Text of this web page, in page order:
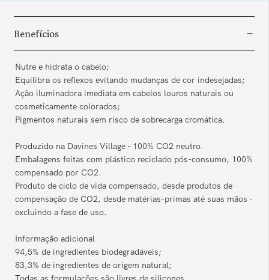
Benefícios
Nutre e hidrata o cabelo;
Equilibra os reflexos evitando mudanças de cor indesejadas;
Ação iluminadora imediata em cabelos louros naturais ou
cosmeticamente colorados;
Pigmentos naturais sem risco de sobrecarga cromática.
Produzido na Davines Village - 100% CO2 neutro.
Embalagens feitas com plástico reciclado pós-consumo, 100%
compensado por CO2.
Produto de ciclo de vida compensado, desde produtos de
compensação de CO2, desde matérias-primas até suas mãos -
excluindo a fase de uso.
Informação adicional
94,5% de ingredientes biodegradáveis;
83,3% de ingredientes de origem natural;